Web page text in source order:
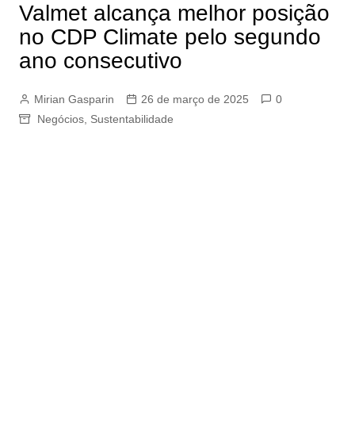
Valmet alcança melhor posição
no CDP Climate pelo segundo
ano consecutivo
Mirian Gasparin 26 de março de 2025
0
Negócios, Sustentabilidade